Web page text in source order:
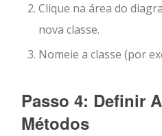
Clique na área do
nova classe.
Nomeie a classe (por
Passo 4: Definir
Métodos